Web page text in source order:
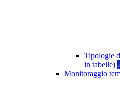
Tipologie
in tabelle)
Monitoraggio